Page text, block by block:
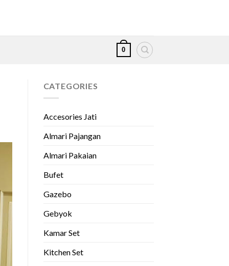
0
CATEGORIES
Accesories Jati
Almari Pajangan
Almari Pakaian
Bufet
Gazebo
Gebyok
Kamar Set
Kitchen Set